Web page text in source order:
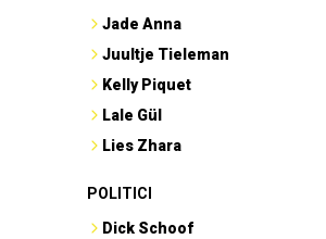
Jade Anna
Juultje Tieleman
Kelly Piquet
Lale Gül
Lies Zhara
POLITICI
Dick Schoof